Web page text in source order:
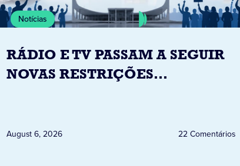
Notícias
RÁDIO E TV PASSAM A SEGUIR
NOVAS RESTRIÇÕES
August 6, 2026 22 Comentários